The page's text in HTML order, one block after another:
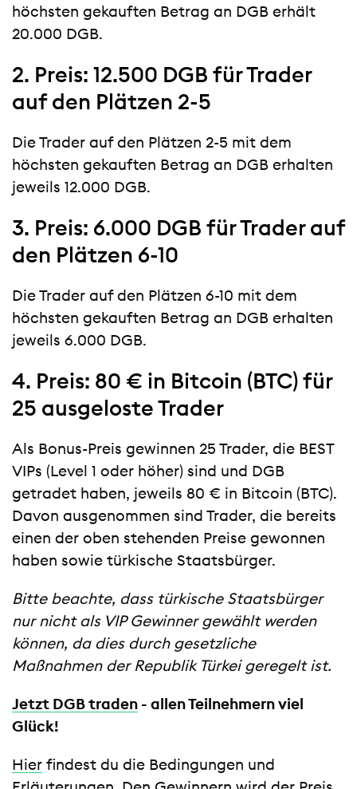
höchsten gekauften Betrag an DGB erhält
20.000 DGB.
2. Preis: 12.500 DGB für Trader
auf den Plätzen 2-5
Die Trader auf den Plätzen 2-5 mit dem
höchsten gekauften Betrag an DGB erhalten
jeweils 12.000 DGB.
3. Preis: 6.000 DGB für Trader auf
den Plätzen 6-10
Die Trader auf den Plätzen 6-10 mit dem
höchsten gekauften Betrag an DGB erhalten
jeweils 6.000 DGB.
4. Preis: 80 € in Bitcoin (BTC) für
25 ausgeloste Trader
Als Bonus-Preis gewinnen 25 Trader, die BEST
VIPs (Level 1 oder höher) sind und DGB
getradet haben, jeweils 80 € in Bitcoin (BTC).
Davon ausgenommen sind Trader, die bereits
einen der oben stehenden Preise gewonnen
haben sowie türkische Staatsbürger.
Bitte beachte, dass türkische Staatsbürger
nur nicht als VIP Gewinner gewählt werden
können, da dies durch gesetzliche
Maßnahmen der Republik Türkei geregelt ist.
Jetzt DGB traden - allen Teilnehmern viel
Glück!
Hier findest du die Bedingungen und